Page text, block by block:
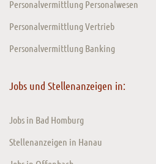
Personalvermittlung Personalwesen
Personalvermittlung Vertrieb
Personalvermittlung Banking
Jobs und Stellenanzeigen in:
Jobs in Bad Homburg
Stellenanzeigen in Hanau